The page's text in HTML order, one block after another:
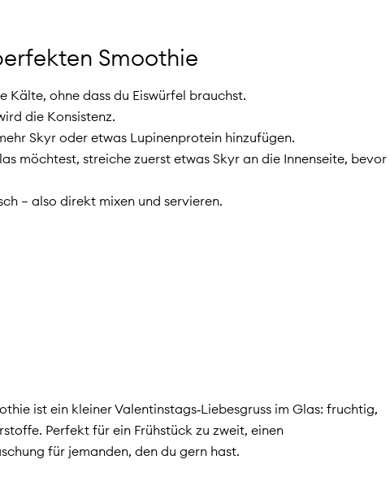
Smoothie
Kälte, ohne dass du Eiswürfel brauchst.
die Konsistenz.
Skyr oder etwas Lupinenprotein hinzufügen.
möchtest, streiche zuerst etwas Skyr an die Innenseite, bevor
– also direkt mixen und servieren.
ist ein kleiner Valentinstags‑Liebesgruss im Glas: fruchtig,
Perfekt für ein Frühstück zu zweit, einen
für jemanden, den du gern hast.